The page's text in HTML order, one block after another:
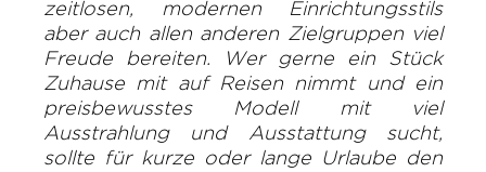
zeitlosen, modernen Einrichtungsstils
aber auch allen anderen Zielgruppen viel
Freude bereiten. Wer gerne ein Stück
Zuhause mit auf Reisen nimmt und ein
preisbewusstes Modell mit viel
Ausstrahlung und Ausstattung sucht,
sollte für kurze oder lange Urlaube den